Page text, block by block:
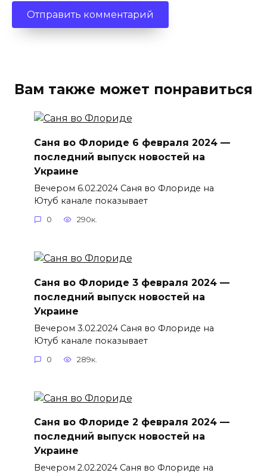
Вам также может понравиться
Саня во Флориде 6 февраля 2024 —
последний выпуск новостей на
Украине
Вечером 6.02.2024 Саня во Флориде на
Ютуб канале показывает
0 290к.
Саня во Флориде 3 февраля 2024 —
последний выпуск новостей на
Украине
Вечером 3.02.2024 Саня во Флориде на
Ютуб канале показывает
0 289к.
Саня во Флориде 2 февраля 2024 —
последний выпуск новостей на
Украине
Вечером 2.02.2024 Саня во Флориде на